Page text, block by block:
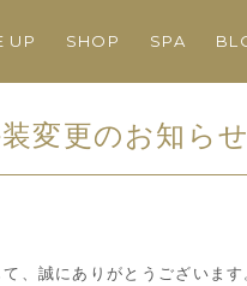
UP SHOP SPA
変更のお知らせ
、誠にありがとうございます